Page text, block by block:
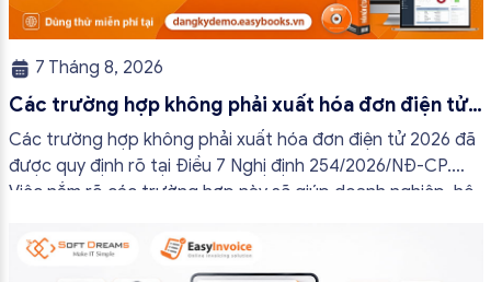
7 Tháng 8, 2026
Các trường hợp không phải xuất hóa đơn điện tử
2026
Các trường hợp không phải xuất hóa đơn điện tử 2026 đã
được quy định rõ tại Điều 7 Nghị định 254/2026/NĐ-CP.
Việc nắm rõ các trường hợp này sẽ giúp doanh nghiệp, hộ
tránh lập hóa đơn không cần thiết hoặc áp […]